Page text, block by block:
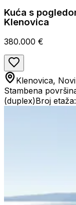
Kuća s
Klenovica
380.000 €
Klenovica,
Stambena
(duplex)Broj